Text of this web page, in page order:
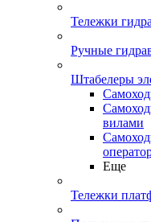
Тележки
Ручные
Штабелеры
вилами
Еще
Тележки